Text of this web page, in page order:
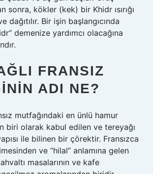
sonra, kökler (kek) bir Khidr ısırığı
dağıtılır. Bir işin başlangıcında
demenize yardımcı olacağına
FRANSIZ
ADI NE?
mutfağındaki en ünlü hamur
biri olarak kabul edilen ve tereyağı
ile bilinen bir çörektir. Fransızca
ve “hilal” anlamına gelen
masalarının ve kafe